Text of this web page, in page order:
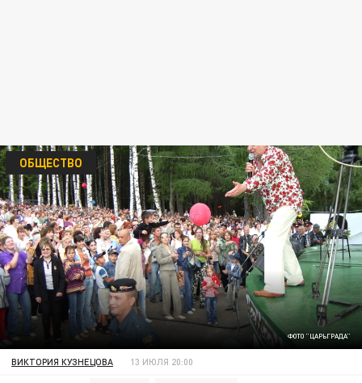
ФОТО "ЦАРЬГРАДА"
ОБЩЕСТВО
ВИКТОРИЯ КУЗНЕЦОВА 13 ИЮЛЯ 20:00